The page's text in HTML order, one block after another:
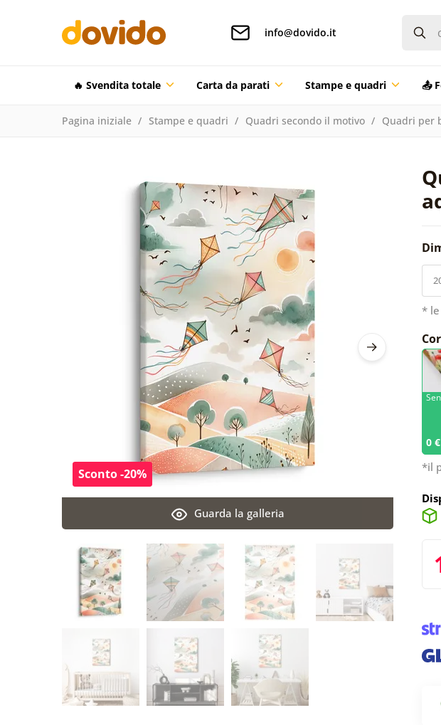
info@dovido.it
🔥 Svendita totale Carta da parati Stampe e quadri 📤
Pagina iniziale Stampe e quadri Quadri secondo il motivo Quadri per
Guarda la galleria
Sconto -20%
* le
0 €
*il